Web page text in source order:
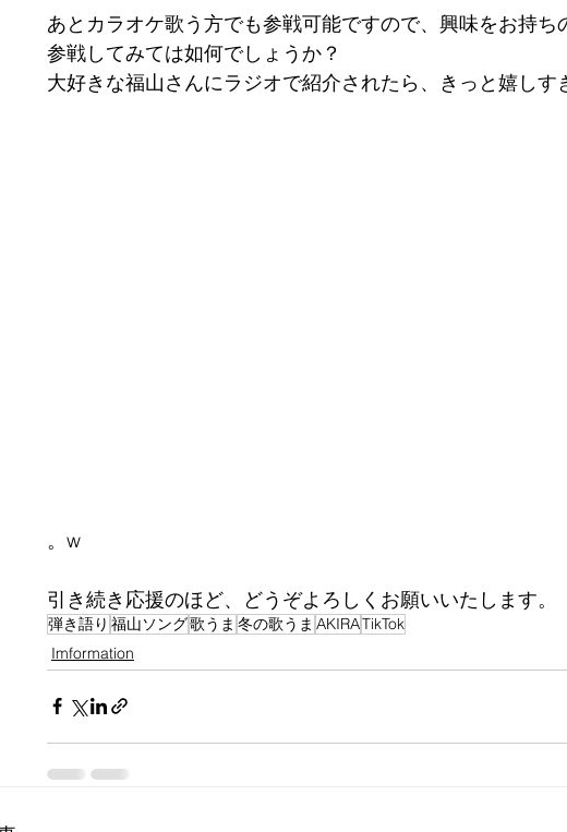
あとカラオケ歌う方でも参戦可能ですので、興味をお持
参戦してみては如何でしょうか？
大好きな福山さんにラジオで紹介されたら、きっと嬉しす
。w
引き続き応援のほど、どうぞよろしくお願いいたします。
弾き語り 福山ソング歌うま 冬の歌うま AKIRATikTok
Imformation